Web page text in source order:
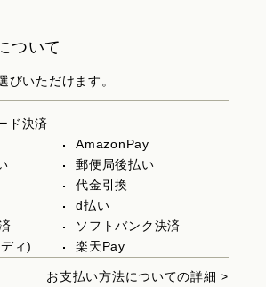
ついて
びいただけます。
ド決済
AmazonPay
郵便局後払い
代金引換
d払い
ソフトバンク決済
ィ)
楽天Pay
お支払い方法についての詳細 >